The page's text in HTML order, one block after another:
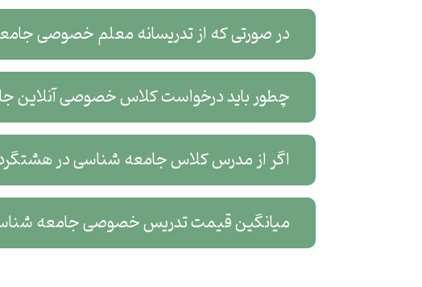
در صورتی که از تدریسانه معلم خصوصی
چطور باید درخواست کلاس خصوصی آنلاین
اگر از مدرس کلاس جامعه شناسی در هشتگرد
میانگین قیمت تدریس خصوصی جامعه